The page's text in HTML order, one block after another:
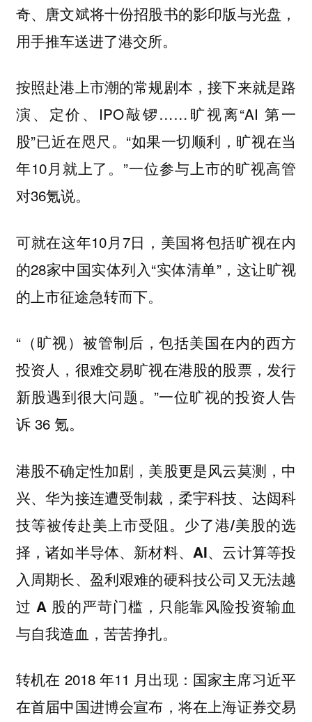
奇、唐文斌将十份招股书的影印版与光盘，
用手推车送进了港交所。
按照赴港上市潮的常规剧本，接下来就是路
演、定价、IPO敲锣……旷视离“AI 第一
股”已近在咫尺。“如果一切顺利，旷视在当
年10月就上了。”一位参与上市的旷视高管
对36氪说。
可就在这年10月7日，美国将包括旷视在内
的28家中国实体列入“实体清单”，这让旷视
的上市征途急转而下。
“（旷视）被管制后，包括美国在内的西方
投资人，很难交易旷视在港股的股票，发行
新股遇到很大问题。”一位旷视的投资人告
诉 36 氪。
港股不确定性加剧，美股更是风云莫测，中
兴、华为接连遭受制裁，柔宇科技、达闼科
技等被传赴美上市受阻。 少了港/美股的选
择，诸如半导体、新材料、AI、云计算等投
入周期长、盈利艰难的硬科技公司又无法越
过 A 股的严苛门槛，只能靠风险投资输血
与自我造血，苦苦挣扎。
转机在 2018 年11 月出现：国家主席习近平
在首届中国进博会宣布，将在上海证券交易